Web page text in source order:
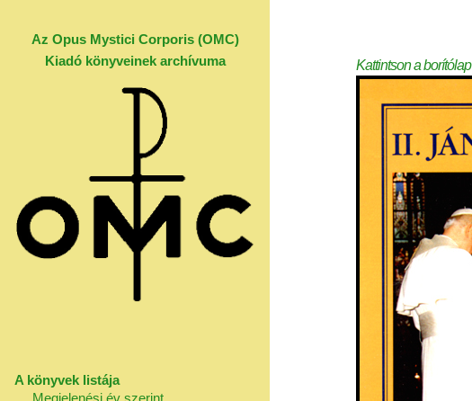
Az Opus Mystici Corporis (OMC)
Kiadó könyveinek archívuma
A könyvek listája
Kattintson a